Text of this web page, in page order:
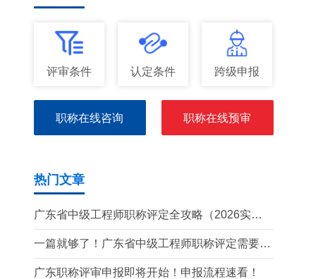
评审条件 认定条件 跨级申报
职称在线咨询 职称在线预审
热门文章
广东省中级工程师职称评定全攻略（2026实操
版）
一篇就够了！广东省中级工程师职称评定需要准
备哪些材料？
广东职称评审申报即将开始！申报流程速看！